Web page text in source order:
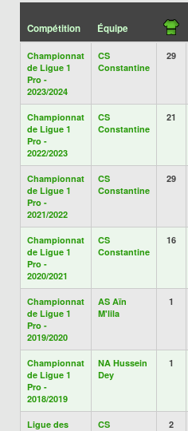
Compétition Équipe
Championnat
de Ligue 1
Pro -
2023/2024
CS
Constantine
29
Championnat
de Ligue 1
Pro -
2022/2023
CS
Constantine
21
Championnat
de Ligue 1
Pro -
2021/2022
CS
Constantine
29
Championnat
de Ligue 1
Pro -
2020/2021
CS
Constantine
16
Championnat
de Ligue 1
Pro -
2019/2020
AS Aïn
M'lila
1
Championnat
de Ligue 1
Pro -
2018/2019
NA Hussein
Dey
1
Ligue des
CS
2